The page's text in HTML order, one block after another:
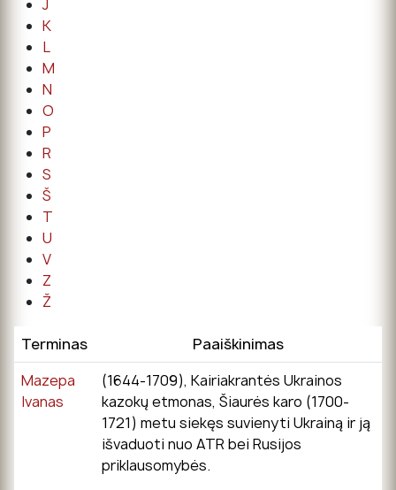
J
K
L
M
N
O
P
R
S
Š
T
U
V
Z
Ž
Terminas
Paaiškinimas
Mazepa
Ivanas
(1644-1709), Kairiakrantės Ukrainos
kazokų etmonas, Šiaurės karo (1700-
1721) metu siekęs suvienyti Ukrainą ir ją
išvaduoti nuo ATR bei Rusijos
priklausomybės.